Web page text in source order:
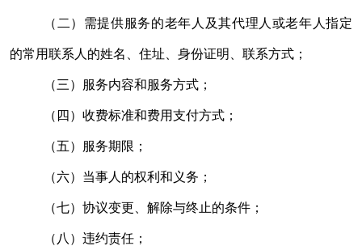
（二）需提供服务的老年人及其代理人或老年人指定
的常用联系人的姓名、住址、身份证明、联系方式；
（三）服务内容和服务方式；
（四）收费标准和费用支付方式；
（五）服务期限；
（六）当事人的权利和义务；
（七）协议变更、解除与终止的条件；
（八）违约责任；